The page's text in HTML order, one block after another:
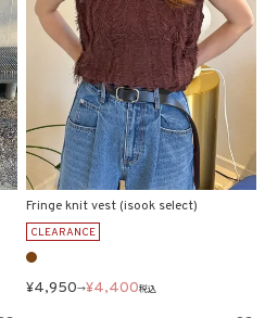
Fringe knit vest (isook select)
CLEARANCE
¥4,950→¥4,400税込